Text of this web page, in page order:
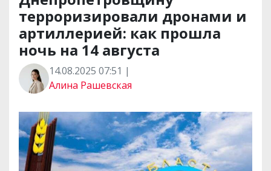
терроризировали дронами и
артиллерией: как прошла
ночь на 14 августа
14.08.2025 07:51 |
Алина Рашевская